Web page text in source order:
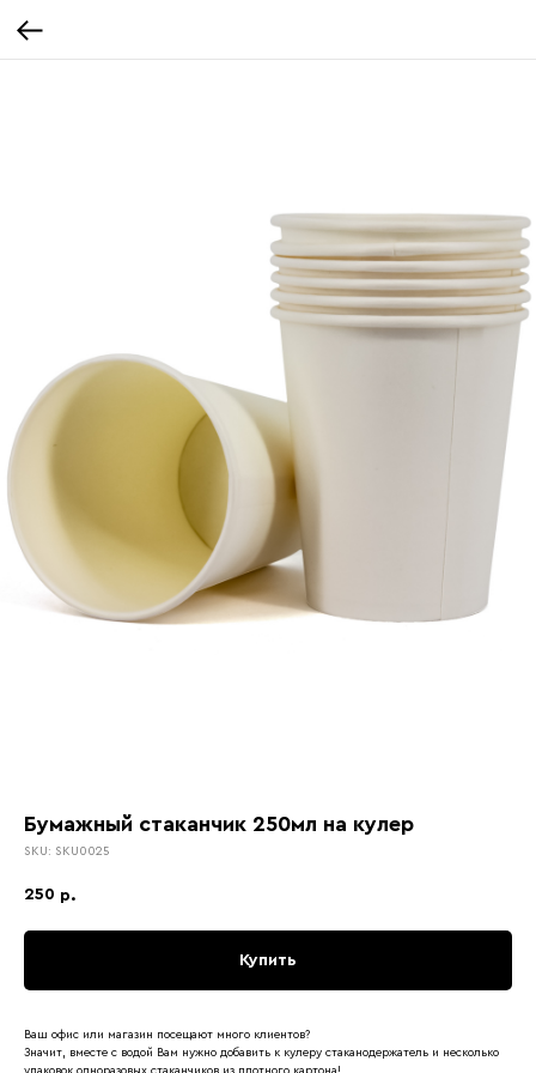
Бумажный стаканчик 250мл на кулер
SKU: SKU0025
250 р.
Купить
Ваш офис или магазин посещают много клиентов?
Значит, вместе с водой Вам нужно добавить к кулеру стаканодержатель и несколько
упаковок одноразовых стаканчиков из плотного картона!